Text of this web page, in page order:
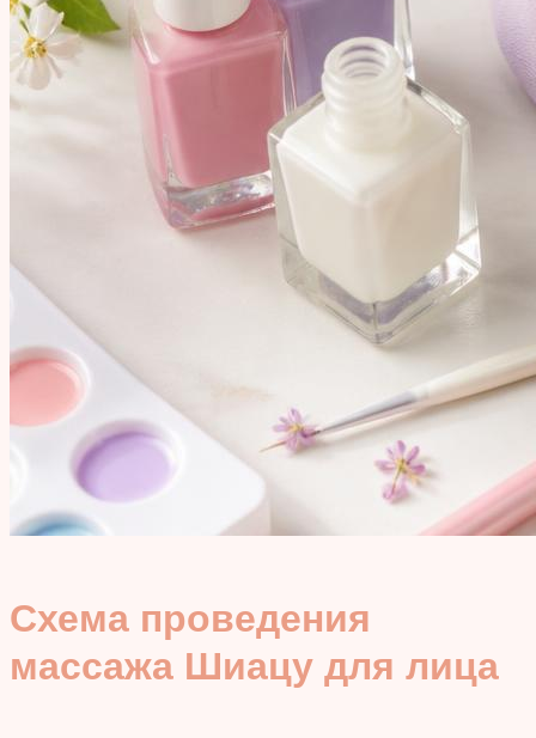
Схема проведения
массажа Шиацу для лица